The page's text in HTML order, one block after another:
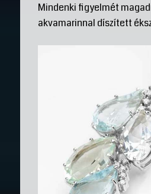
Mindenki figyelmét
akvamarinnal díszített